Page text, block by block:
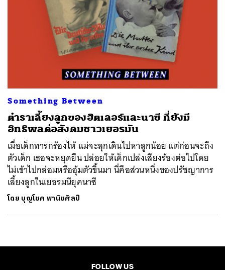
Something Between
ตำราเลี้ยงลูกของฮิตเลอร์และนาซี ที่ยังมี
อิทธิพลต่อสังคมชาวเยอรมัน
เมื่อเด็กทารกร้องไห้ แม่จะลุกเดินไปหาลูกน้อย แต่ก่อนจะถึง
ตัวเด็ก เธอจะหยุดยืน ปล่อยให้เด็กเปล่งเสียงร้องต่อไปโดย
ไม่เข้าไปกล่อมหรืออุ้มตัวขึ้นมา นี่คือส่วนหนึ่งของปรัชญาการ
เลี้ยงลูกในเยอรมนียุคนาซี
โดย บุญโชค พานิชศิลป์
FOLLOW US